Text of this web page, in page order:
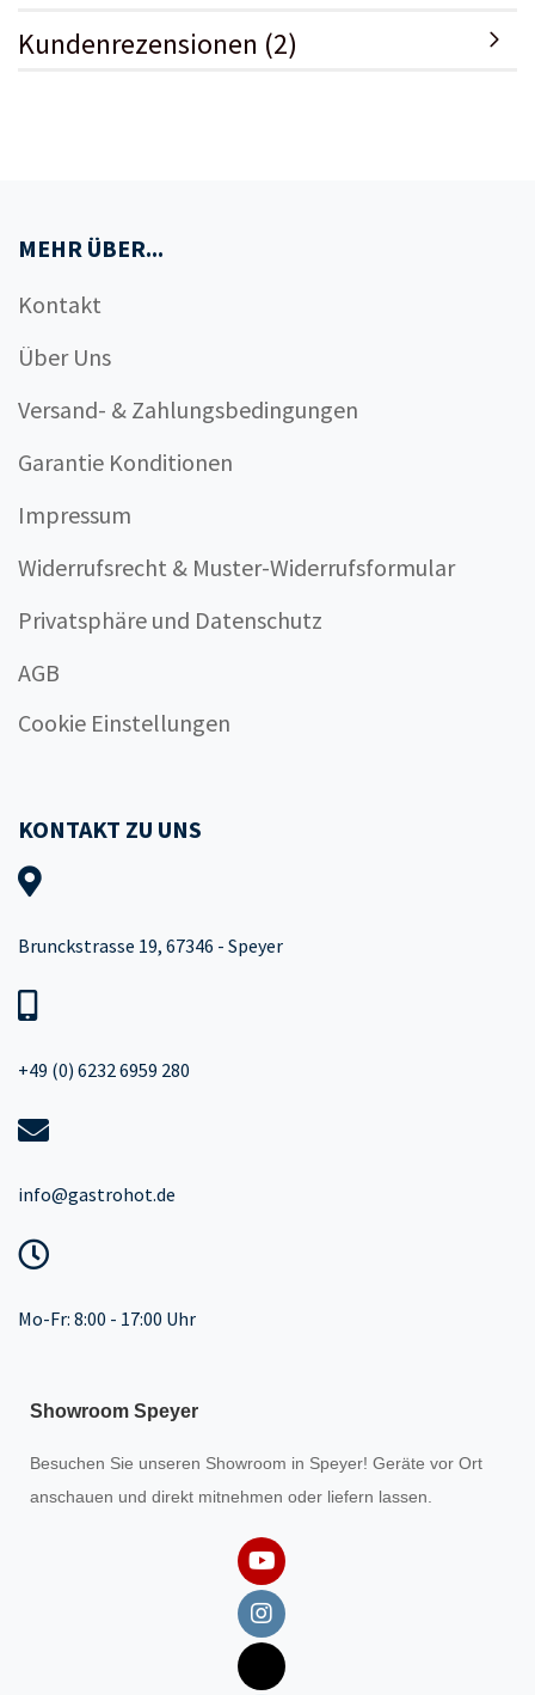
Kundenrezensionen (2)
MEHR ÜBER...
Kontakt
Über Uns
Versand- & Zahlungsbedingungen
Garantie Konditionen
Impressum
Widerrufsrecht & Muster-Widerrufsformular
Privatsphäre und Datenschutz
AGB
Cookie Einstellungen
KONTAKT ZU UNS
Brunckstrasse 19, 67346 - Speyer
+49 (0) 6232 6959 280
info@gastrohot.de
Mo-Fr: 8:00 - 17:00 Uhr
Showroom Speyer
Besuchen Sie unseren Showroom in Speyer! Geräte vor Ort
anschauen und direkt mitnehmen oder liefern lassen.